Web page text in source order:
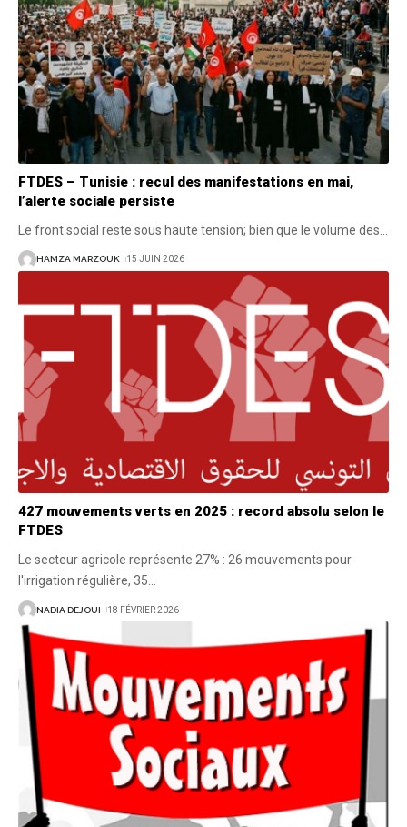
FTDES – Tunisie : recul des manifestations en mai,
l’alerte sociale persiste
Le front social reste sous haute tension; bien que le volume des
HAMZA MARZOUK 15 JUIN 2026
427 mouvements verts en 2025 : record absolu selon le
FTDES
Le secteur agricole représente 27% : 26 mouvements pour
l'irrigation régulière, 35…
NADIA DEJOUI 18 FÉVRIER 2026